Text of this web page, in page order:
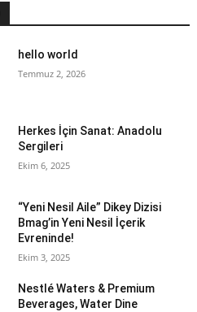
hello world
Temmuz 2, 2026
Herkes İçin Sanat: Anadolu
Sergileri
Ekim 6, 2025
“Yeni Nesil Aile” Dikey Dizisi
Bmag’in Yeni Nesil İçerik
Evreninde!
Ekim 3, 2025
Nestlé Waters & Premium
Beverages, Water Dine